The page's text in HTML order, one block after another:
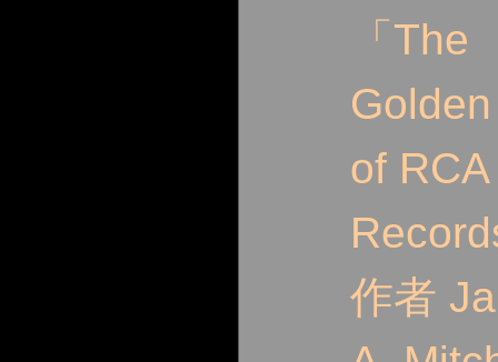
「The
of RCA
作者